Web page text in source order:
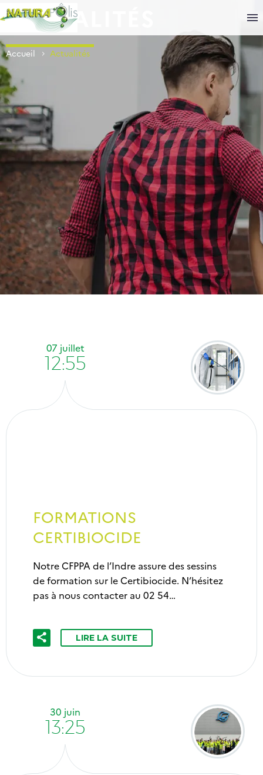
ACTUALITÉS
Accueil Actualités
07 juillet
12:55
FORMATIONS
CERTIBIOCIDE
Notre CFPPA de l’Indre assure des sessins
de formation sur le Certibiocide. N’hésitez
pas à nous contacter au 02 54…
LIRE LA SUITE
30 juin
13:25